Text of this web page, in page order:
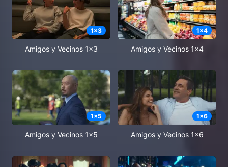
1x3
Amigos y Vecinos 1x3
1x4
Amigos y Vecinos 1x4
1x5
Amigos y Vecinos 1x5
1x6
Amigos y Vecinos 1x6